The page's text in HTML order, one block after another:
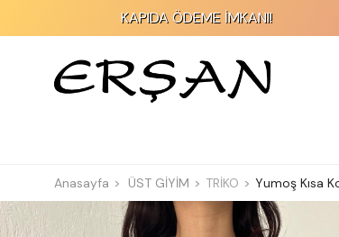
KAPIDA ÖDEME İMKANI!
Anasayfa ÜST GİYİM TRİKO Yumoş Kısa